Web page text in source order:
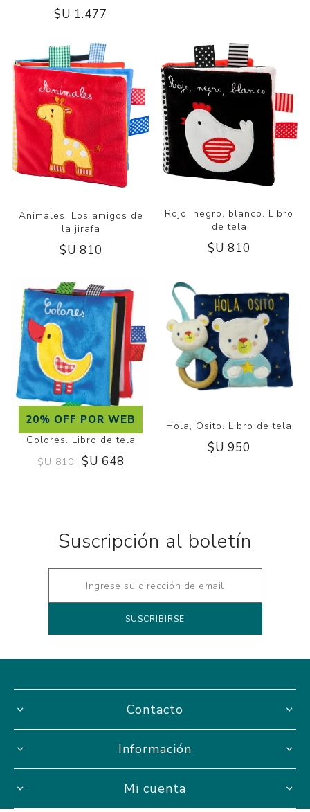
$U 1.477
Animales. Los amigos de
la jirafa
$U 810
Rojo, negro, blanco. Libro
de tela
$U 810
20% OFF POR WEB
Colores. Libro de tela
$U 810 $U 648
Hola, Osito. Libro de tela
$U 950
Suscripción al boletín
Contacto
Información
Mi cuenta